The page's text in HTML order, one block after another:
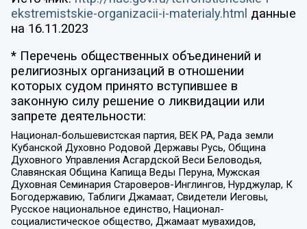
ekstremistskie-organizacii-i-materialy.html данные
на 16.11.2023
* Перечень общественных объединений и
религиозных организаций в отношении
которых судом принято вступившее в
законную силу решение о ликвидации или
запрете деятельности:
Национал-большевистская партия, ВЕК РА, Рада земли
Кубанской Духовно Родовой Державы Русь, Община
Духовного Управления Асгардской Веси Беловодья,
Славянская Община Капища Веды Перуна, Мужская
Духовная Семинария Староверов-Инглингов, Нурджулар, К
Богодержавию, Таблиги Джамаат, Свидетели Иеговы,
Русское национальное единство, Национал-
социалистическое общество, Джамаат мувахидов,